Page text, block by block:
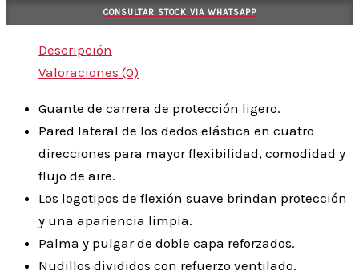
CONSULTAR STOCK VIA WHATSAPP
Descripción
Valoraciones (0)
Guante de carrera de protección ligero.
Pared lateral de los dedos elástica en cuatro
direcciones para mayor flexibilidad, comodidad y
flujo de aire.
Los logotipos de flexión suave brindan protección
y una apariencia limpia.
Palma y pulgar de doble capa reforzados.
Nudillos divididos con refuerzo ventilado.